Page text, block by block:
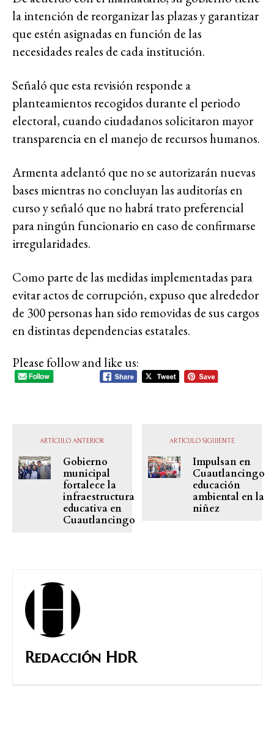
la intención de reorganizar las plazas y garantizar
que estén asignadas en función de las
necesidades reales de cada institución.
Señaló que esta revisión responde a
planteamientos recogidos durante el periodo
electoral, cuando ciudadanos solicitaron mayor
transparencia en el manejo de recursos humanos.
Armenta adelantó que no se autorizarán nuevas
bases mientras no concluyan las auditorías en
curso y señaló que no habrá trato preferencial
para ningún funcionario en caso de confirmarse
irregularidades.
Como parte de las medidas implementadas para
evitar actos de corrupción, expuso que alrededor
de 300 personas han sido removidas de sus cargos
en distintas dependencias estatales.
Please follow and like us:
ARTÍCULO ANTERIOR
Gobierno
municipal
fortalece la
infraestructura
educativa en
Cuautlancingo
ARTÍCULO SIGUIENTE
Impulsan en
Cuautlancingo
educación
ambiental en la
niñez
Redacción HdR